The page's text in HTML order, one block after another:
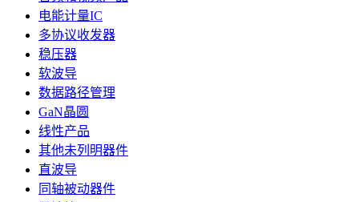
电能计量IC
多协议收发器
稳压器
软波导
数据路径管理
GaN晶圆
线性产品
其他未列明器件
直波导
同轴被动器件